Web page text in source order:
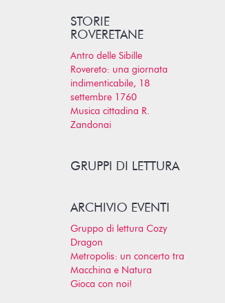
STORIE
ROVERETANE
Antro delle Sibille
Rovereto: una giornata
indimenticabile, 18
settembre 1760
Musica cittadina R.
Zandonai
GRUPPI DI LETTURA
ARCHIVIO EVENTI
Gruppo di lettura Cozy
Dragon
Metropolis: un concerto tra
Macchina e Natura
Gioca con noi!